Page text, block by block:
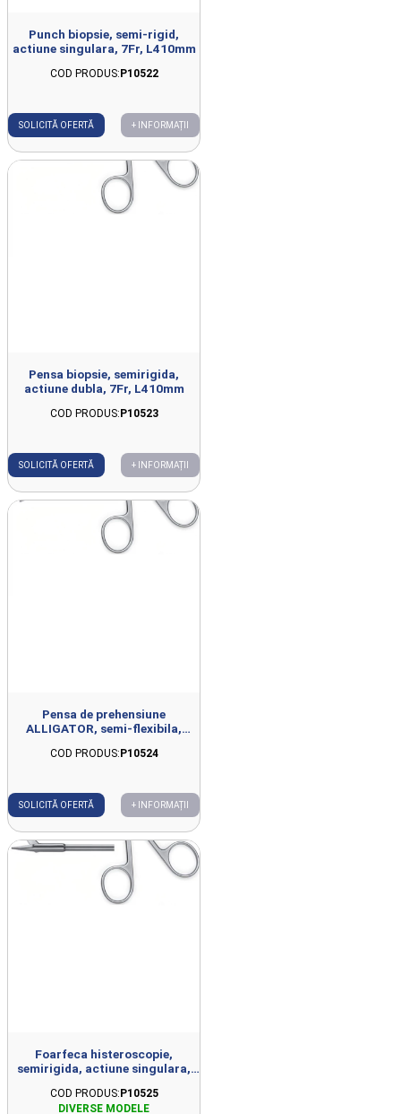
Punch biopsie, semi-rigid,
actiune singulara, 7Fr, L410mm
COD PRODUS: P10522
SOLICITĂ OFERTĂ + INFORMAȚII
Pensa biopsie, semirigida,
actiune dubla, 7Fr, L410mm
COD PRODUS: P10523
SOLICITĂ OFERTĂ + INFORMAȚII
Pensa de prehensiune
ALLIGATOR, semi-flexibila,
COD PRODUS: P10524
SOLICITĂ OFERTĂ + INFORMAȚII
Foarfeca histeroscopie,
semirigida, actiune singulara,
COD PRODUS: P10525